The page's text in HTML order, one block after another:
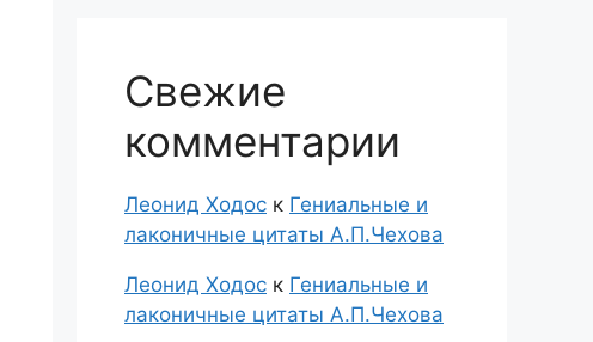
Свежие
комментарии
Леонид Ходос к Гениальные и
лаконичные цитаты А.П.Чехова
Леонид Ходос к Гениальные и
лаконичные цитаты А.П.Чехова